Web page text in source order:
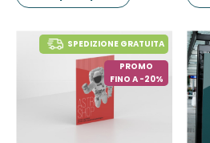
SPEDIZIONE GRATUITA
PROMO
FINO A -20%